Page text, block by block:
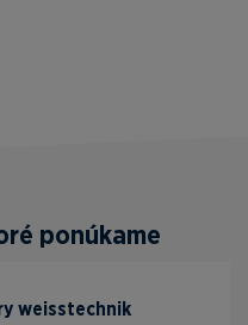
ponúkame
weisstechnik